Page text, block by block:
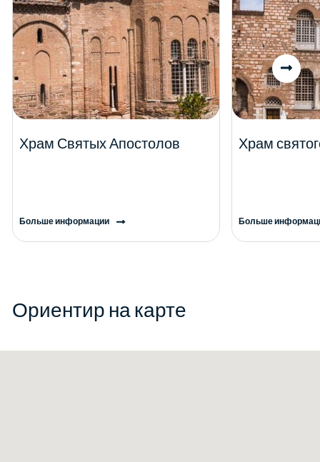
Храм Святых Апостолов
Больше информации
Храм
Больше
Ориентир на карте